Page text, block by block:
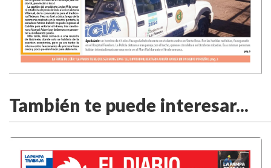
También te puede interesar...